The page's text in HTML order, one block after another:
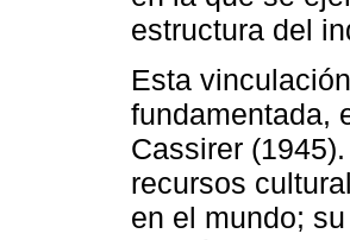
estructura del
Esta
fundamentada,
Cassirer
recursos
en el mundo;